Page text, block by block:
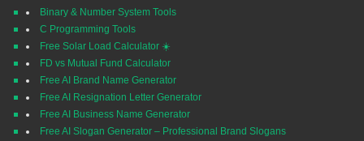
Binary & Number System Tools
C Programming Tools
Free Solar Load Calculator ☀️
FD vs Mutual Fund Calculator
Free AI Brand Name Generator
Free AI Resignation Letter Generator
Free AI Business Name Generator
Free AI Slogan Generator – Professional Brand Slogans